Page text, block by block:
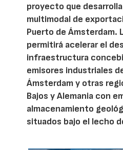
proyecto que
multimodal de
Puerto de Ámsterdam.
permitirá acelerar el
infraestructura
emisores industriales
Ámsterdam y otras
Bajos y Alemania con
almacenamiento
situados bajo el lecho